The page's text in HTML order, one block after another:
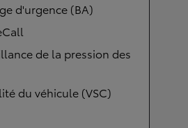
d'urgence (BA)
de la pression des
du véhicule (VSC)